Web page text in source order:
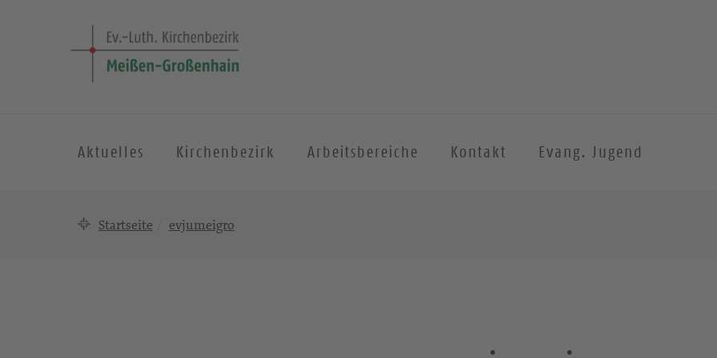
Aktuelles Kirchenbezirk Arbeitsbereiche Kontakt Evang. Jugend
Startseite evjumeigro